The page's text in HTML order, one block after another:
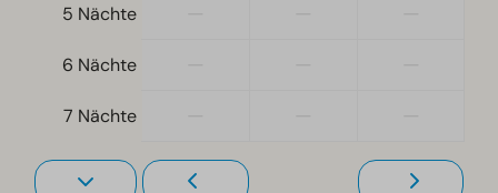
Einzelbettdecken und Kissen
Schlafzimmer unten: 1
Fernseher
5 Nächte
6 Nächte
7 Nächte